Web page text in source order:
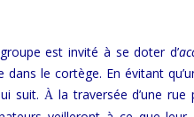
est invité à se doter d’
le cortège. En évitant
suit. Àla traversée d’une rue